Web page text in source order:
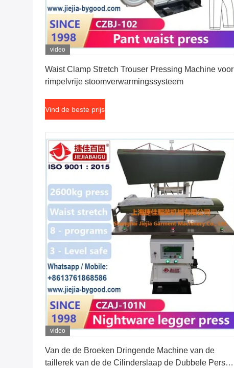
video
Waist Clamp Stretch Trouser Pressing Machine voor
rimpelvrije stoomverwarmingssysteem
Vind de beste prijs
video
Van de de Broeken Dringende Machine van de
taillerek van de de Cilinderslaap de Dubbele Pers